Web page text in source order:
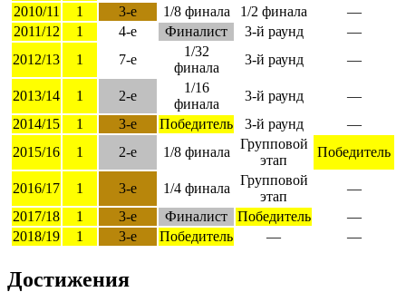
2010/11
1 3-е 1/8 финала 1/2 финала
—
2011/12
1 4-е Финалист 3-й раунд
—
2012/13
1 7-е
1/32
финала
3-й раунд —
2013/14 1 2-е
1/16
финала
3-й раунд
—
2014/15
1 3-е Победитель 3-й раунд
—
2015/16
1 2-е 1/8 финала
Групповой
этап
Победитель
2016/17 1 3-е 1/4 финала
Групповой
этап
—
2017/18
1 3-е Финалист Победитель
—
2018/19
1 3-е Победитель — —
Достижения